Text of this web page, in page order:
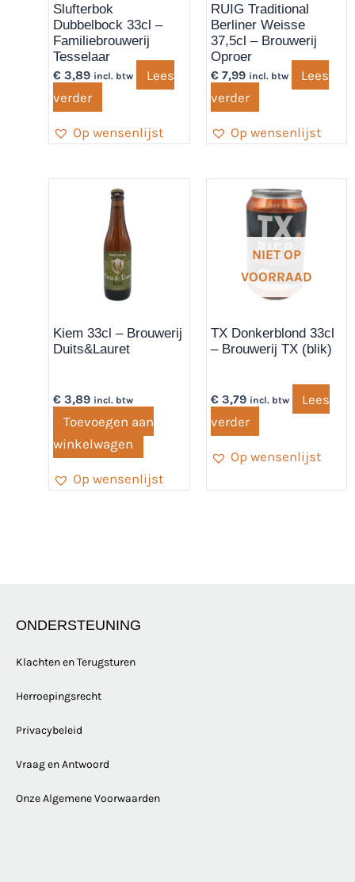
Slufterbok
Dubbelbock 33cl –
Familiebrouwerij
Tesselaar
€ 3,89 incl. btw
Lees
verder
Op wensenlijst
RUIG Traditional
Berliner Weisse
37,5cl – Brouwerij
Oproer
€7,99 incl. btw
Lees
verder
Op wensenlijst
Kiem 33cl – Brouwerij
Duits&Lauret
€ 3,89 incl. btw
Toevoegen aan
winkelwagen
Op wensenlijst
NIET OP
VOORRAAD
TX Donkerblond 33cl
– Brouwerij TX (blik)
€3,79 incl. btw
Lees
verder
Op wensenlijst
ONDERSTEUNING
Klachten en Terugsturen
Herroepingsrecht
Privacybeleid
Vraag en Antwoord
Onze Algemene Voorwaarden